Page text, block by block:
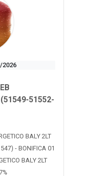
2026
(51549-51552-
BALY 2LT
- BONIFICA 01
BALY 2LT